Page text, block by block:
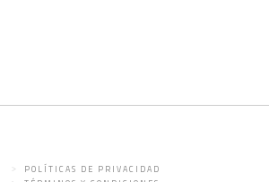
POLÍTICAS DE PRIVACIDAD